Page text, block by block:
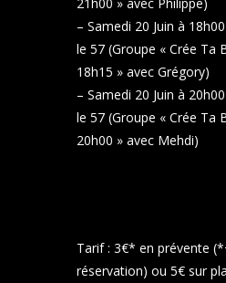
– Samedi 20 Juin à
le 57 (Groupe « Crée Ta
18h15 » avec Grégory)
– Samedi 20 Juin à
le 57 (Groupe « Crée Ta
20h00 » avec Mehdi)
Tarif : 3€* en prévente
réservation) ou 5€ sur